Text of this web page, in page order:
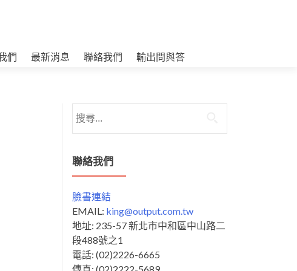
們 最新消息 聯絡我們 輸出問與答
尋
鍵
字:
聯絡我們
臉書連結
EMAIL: king@output.com.tw
地址: 235-57 新北市中和區中山路二
段488號之1
電話: (02)2226-6665